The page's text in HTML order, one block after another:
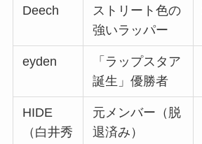
Deech
ストリート色の
強いラッパー
eyden
「ラップスタア
誕生」優勝者
HIDE
（白井秀
元メンバー（脱
退済み）